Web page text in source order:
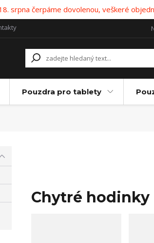
srpna čerpáme dovolenou, veškeré
Pouzdra pro tablety
Chytré hodinky